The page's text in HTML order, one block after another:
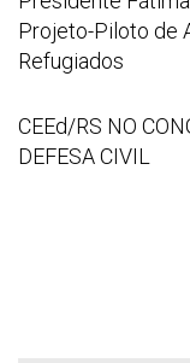
CPERS
Sindicato
PROTEÇÃO
E
DEFESA
EDUCAÇÃO
QUE
de
tela
06
29
095142
Projeto-Piloto de
Refugiados
CEEd/RS
NO
CEEd/RS NO
DEFESA CIVIL